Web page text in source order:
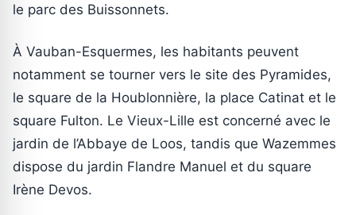
le parc des Buissonnets.
À Vauban-Esquermes, les habitants peuvent
notamment se tourner vers le site des Pyramides,
le square de la Houblonnière, la place Catinat et le
square Fulton. Le Vieux-Lille est concerné avec le
jardin de l’Abbaye de Loos, tandis que Wazemmes
dispose du jardin Flandre Manuel et du square
Irène Devos.